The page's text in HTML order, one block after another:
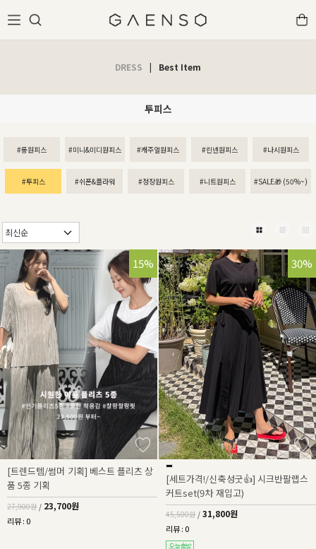
DRESS | Best Item
투피스
#롱원피스 #미니&미디원피스 #캐주얼원피스 #린넨원피스 #나시원피스
#투피스 #쉬폰&플라워 #정장원피스 #니트원피스 #SALE🎁 (50%~)
15%
[트렌드템/썸머 기획] 베스트 플리츠 상
품 5종 기획
27,900원 / 23,700원
리뷰 : 0
30%
[세트가격!/신축성굿👍] 시크반팔랩스
커트set(9차 재입고)
45,500원 / 31,800원
리뷰 : 0